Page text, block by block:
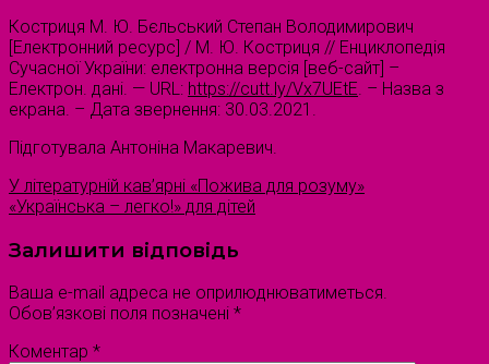
Костриця М. Ю. Бєльський Степан Володимирович
[Електронний ресурс] / М. Ю. Костриця // Енциклопедія
Сучасної України: електронна версія [веб-сайт] –
Електрон. дані. — URL: https://cutt.ly/Vx7UEtE. – Назва з
екрана. – Дата звернення: 30.03.2021.
Підготувала Антоніна Макаревич.
У літературній кав’ярні «Пожива для розуму»
«Українська – легко!» для дітей
Залишити відповідь
Ваша e-mail адреса не оприлюднюватиметься.
Обов’язкові поля позначені *
Коментар *